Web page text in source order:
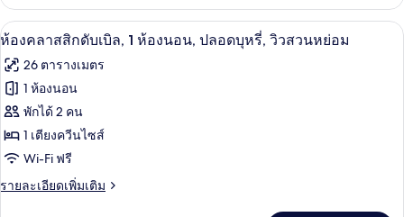
ปลอด
บุหรี่,
วิว
สวน
สาธารณะ
เกี่ยว
กับ
ห้อง
ดับเบิล,
นอน,
ปลอด
บุหรี่,
วิว
สวน
เปิด
ภาพถ่าย
ทั้งหมด
ของ
ห้อง
คลาส
สิ
เครื่องนอนระดับพรีเมียม, ตู้นิรภัยในห้
8
ห้องคลาสสิกดับเบิล, 1 ห้องนอน, ปลอดบุหรี่, วิวสวนหย่อม
26 ตารางเมตร
1 ห้องนอน
พักได้ 2 คน
1 เตียงควีนไซส์
Wi-Fi ฟรี
รายละเอียดเพิ่มเติม
ราย